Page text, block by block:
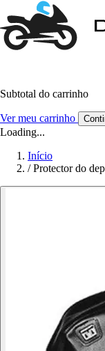
Subtotal do carrinho
Ver meu carrinho
Loading...
Início
/ Protector do